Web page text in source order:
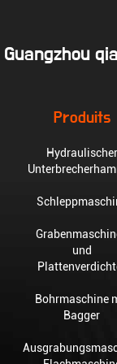
Guangzhou
Produits
Hydraulischer
und
Bohrmaschine
Bagger